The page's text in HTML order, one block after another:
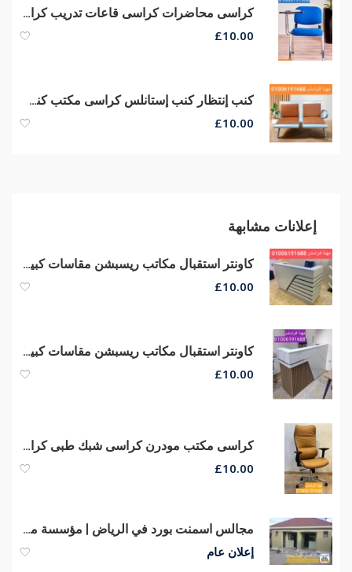
كراسى محاضرات كراسى قاعات تدريب كراسى سنتر تعليمى أرخص أسعار من مصانع مهنا
£10.00
كنب إنتظار كنب إستانلس كراسى مكتب كنب ريسبشن كراسى صوفا جلد
£10.00
إعلانات مشابهة
كاونتر استقبال مكاتب ريسبشن مقاسات كبيره وصغيره الحجم
£10.00
كاونتر استقبال مكاتب ريسبشن مقاسات كبيره وصغيره الحجم من مهنا فرنتشر
£10.00
كراسى مكتب مودرن كراسى شبك طبى كراسى مدير عام جلد
£10.00
مجالس اسمنت بورد في الرياض | مؤسسة مدار العرب
إعلان عام